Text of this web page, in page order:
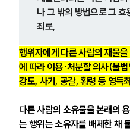
나 그 밖의 방법으로 그
죄로,
행위자에게 다른 사람의 재물
에 따라 이용·처분할 의사(불
강도, 사기, 공갈, 횡령 등 영득
다른 사람의 소유물을 본래의
는 행위는 소유자를 배제한 채